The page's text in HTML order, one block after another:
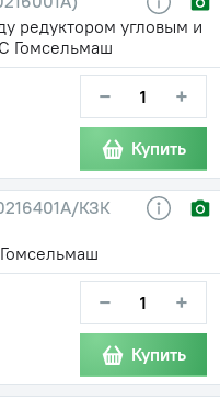
редуктором угловым и
Гомсельмаш
− +
Купить
КЗК
− +
Купить